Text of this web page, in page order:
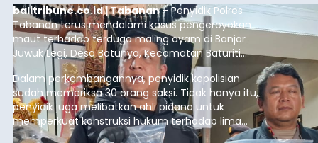
balitribune.co.id | Tabanan- Penyidik Polres
Tabanan terus mendalami kasus pengeroyokan
maut terhadap terduga maling ayam di Banjar
Juwuk Legi, Desa Batunya, Kecamatan Baturiti
yang terjadi beberapa waktu lalu.
Dalam perkembangannya, penyidik kepolisian
sudah memeriksa 30 orang saksi. Tidak hanya itu,
penyidik juga melibatkan ahli pidana untuk
memperkuat konstruksi hukum terhadap lima
orang tersangka yang saat ini ditahan.